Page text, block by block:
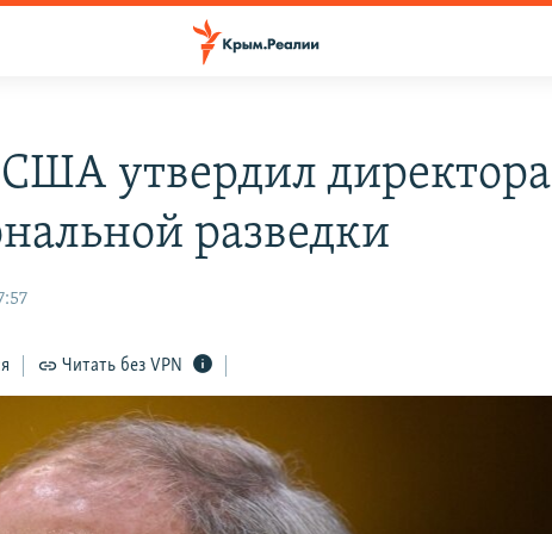
утвердил директора
разведки
Читать без VPN